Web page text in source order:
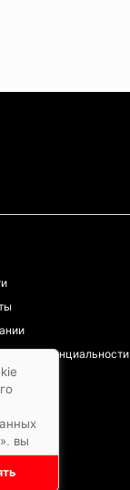
вы
конфиденциальности